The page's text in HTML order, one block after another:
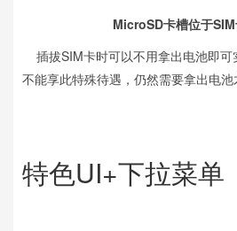
MicroSD卡槽位于
插拔SIM卡时可以不用拿出电池即可
不能享此特殊待遇，仍然需要拿出电池
特色UI+下拉菜单